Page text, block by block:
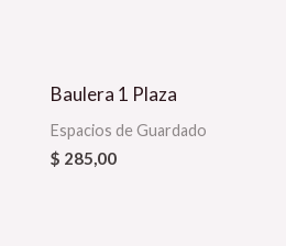
Baulera 1 Plaza
Espacios de Guardado
$ 285,00